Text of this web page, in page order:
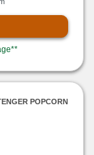
POPCORN FÜ